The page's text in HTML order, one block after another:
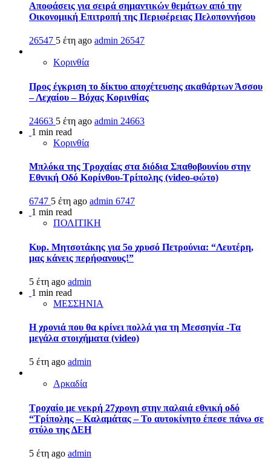
Αποφάσεις για σειρά σημαντικών θεμάτων από την
Οικονομική Επιτροπή της Περιφέρειας Πελοποννήσου
26547 5 έτη ago admin 26547
Κορινθία
Προς έγκριση το δίκτυο αποχέτευσης ακαθάρτων Άσσου
– Λεχαίου – Βόχας Κορινθίας
24663 5 έτη ago admin 24663
1 min read
Κορινθία
Μπλόκα της Τροχαίας στα διόδια Σπαθοβουνίου στην
Εθνική Οδό Κορίνθου-Τρίπολης (video-φώτο)
6747 5 έτη ago admin 6747
1 min read
ΠΟΛΙΤΙΚΗ
Κυρ. Μητσοτάκης για 5ο χρυσό Πετρούνια: “Λευτέρη,
μας κάνεις περήφανους!”
5 έτη ago admin
1 min read
ΜΕΣΣΗΝΙΑ
Η χρονιά που θα κρίνει πολλά για τη Μεσσηνία -Τα
μεγάλα στοιχήματα (video)
5 έτη ago admin
Αρκαδία
Τροχαίο με νεκρή 27χρονη στην παλαιά εθνική οδό
“Τρίπολης – Καλαμάτας – Το αυτοκίνητο έπεσε πάνω σε
στύλο της ΔΕΗ
5 έτη ago admin